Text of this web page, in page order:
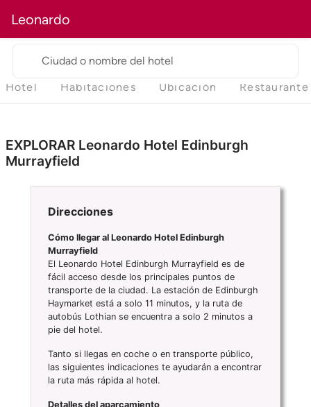
Leonardo
Ciudad o nombre del hotel
Hotel Habitaciones Ubicación Restaurante
EXPLORAR Leonardo Hotel Edinburgh
Murrayfield
Direcciones
Cómo llegar al Leonardo Hotel Edinburgh
Murrayfield
El Leonardo Hotel Edinburgh Murrayfield es de
fácil acceso desde los principales puntos de
transporte de la ciudad. La estación de Edinburgh
Haymarket está a solo 11 minutos, y la ruta de
autobús Lothian se encuentra a solo 2 minutos a
pie del hotel.
Tanto si llegas en coche o en transporte público,
las siguientes indicaciones te ayudarán a encontrar
la ruta más rápida al hotel.
Detalles del aparcamiento